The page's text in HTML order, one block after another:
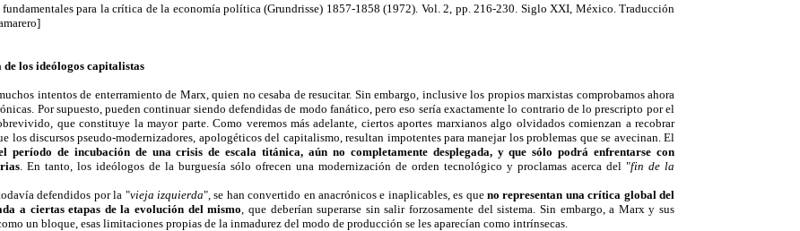
fundamentales para la crítica de la economía política (Grundrisse) 1857-1858 (1972). Vol. 2, pp. 216-230. Siglo XXI, México. Traducción
los ideólogos capitalistas
intentos de enterramiento de Marx, quien no cesaba de resucitar. Sin embargo, inclusive los propios marxistas comprobamos ahora
Por supuesto, pueden continuar siendo defendidas de modo fanático, pero eso sería exactamente lo contrario de lo prescripto por el
que constituye la mayor parte. Como veremos más adelante, ciertos aportes marxianos algo olvidados comienzan a recobrar
los discursos pseudo-modernizadores, apologéticos del capitalismo, resultan impotentes para manejar los problemas que se avecinan. El
período de incubación de una crisis de escala titánica, aún no completamente desplegada, y que sólo podrá enfrentarse con
. En tanto, los ideólogos de la burguesía sólo ofrecen una modernización de orden tecnológico y proclamas acerca del "fin de la
defendidos por la "vieja izquierda", se han convertido en anacrónicos e inaplicables, es queno representan una crítica global del
a ciertas etapas de la evolución del mismo , que deberían superarse sin salir forzosamente del sistema. Sin embargo, a Marx y sus
un bloque, esas limitaciones propias de la inmadurez del modo de producción se les aparecían como intrínsecas.